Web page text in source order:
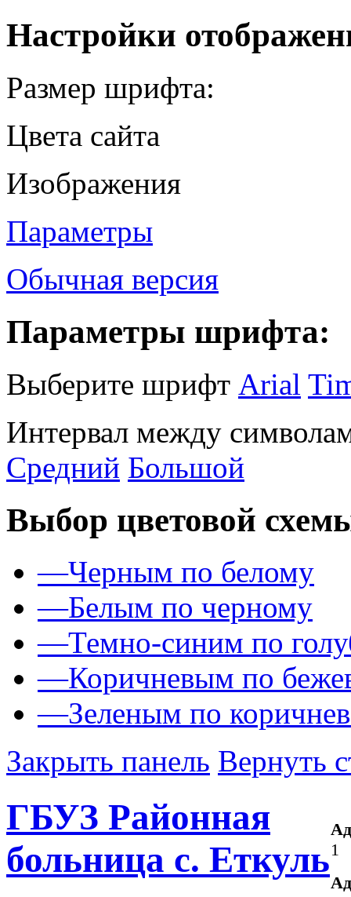
Настройки
Размер шрифта:
Цвета сайта
Изображения
Параметры
Обычная версия
Параметры шрифта:
Выберите шрифт Arial
Интервал между
Средний Большой
Выбор цветовой
—Черным по белому
—Белым по черному
—Темно-синим по
—Коричневым по
—Зеленым по
Закрыть панель Вернуть
1
ГБУЗ Районная
больница с. Еткуль